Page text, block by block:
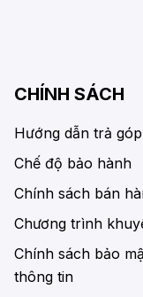
CHÍNH SÁCH
Hướng dẫn trả góp
Chế độ bảo hành
Chính sách bán
Chương trình
Chính sách bảo
thông tin